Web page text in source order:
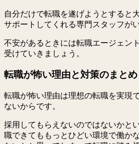
自分だけで転職を遂げようとすると
サポートしてくれる専門スタッフが
不安があるときには転職エージェン
受けていきましょう。
転職が怖い理由と対策のまとめ
転職が怖い理由は理想の転職を実現
ないからです。
採用してもらえないのではないかと
職できてももっとひどい環境で働か